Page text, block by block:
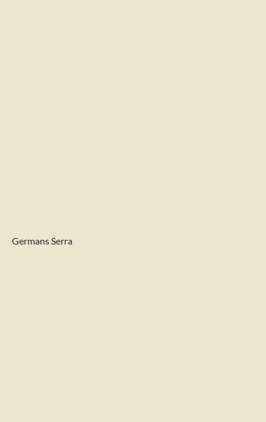
Germans Serra